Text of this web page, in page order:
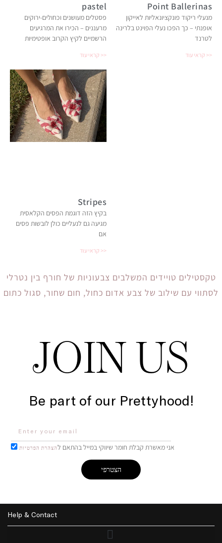
pastel
פסטלים מעושנים וכחולים-ירוקים
מרעננים – הכירו את המרגיעים
הרשמיים לקיץ הקרוב אופטימיות
קראי עוד >>
Point Ballerinas
מנעלי ריקוד פונקציונאליות לאייקון
אופנתי – כך הפכו נעלי הפוינט בלרינה
לטרנד
קראי עוד >>
Stripes
בקיץ הזה דוגמת הפסים הקלאסית
מגיעה גם לנעליים כולן לובשות פסים
אם
קראי עוד >>
טקסטילים טויידים המשלבים צבעוניות של חורף בין נטרלי
לסתווי עם שילוב של צבע אדום כחול, חום שחור, סגול כתום
JOIN US
Be part of our Prettyhood!
אני מאשרת קבלת חומר שיווקי במייל בהתאם להצהרת הפרטיות
הצטרפי
Help & Contact